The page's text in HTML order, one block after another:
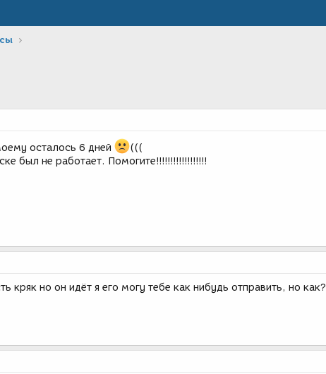
осталось 6 дней
(((
был не работает. Помогите!!!!!!!!!!!!!!!!!!
кряк но он идёт я его могу тебе как нибудь отправить, но как?